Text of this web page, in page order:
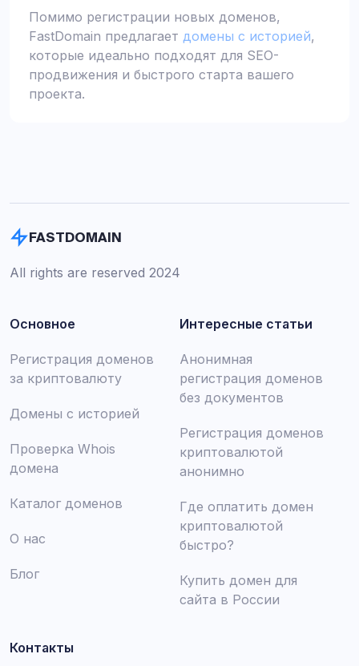
Помимо регистрации новых доменов,
FastDomain предлагает домены с историей,
которые идеально подходят для SEO-
продвижения и быстрого старта вашего
проекта.
FASTDOMAIN
All rights are reserved 2024
Основное
Регистрация доменов
за криптовалюту
Домены с историей
Проверка Whois
домена
Каталог доменов
О нас
Блог
Интересные статьи
Анонимная
регистрация доменов
без документов
Регистрация доменов
криптовалютой
анонимно
Где оплатить домен
криптовалютой
быстро?
Купить домен для
сайта в России
Контакты